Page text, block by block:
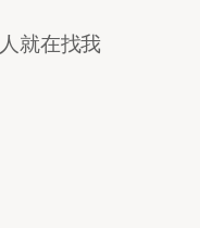
就在找我